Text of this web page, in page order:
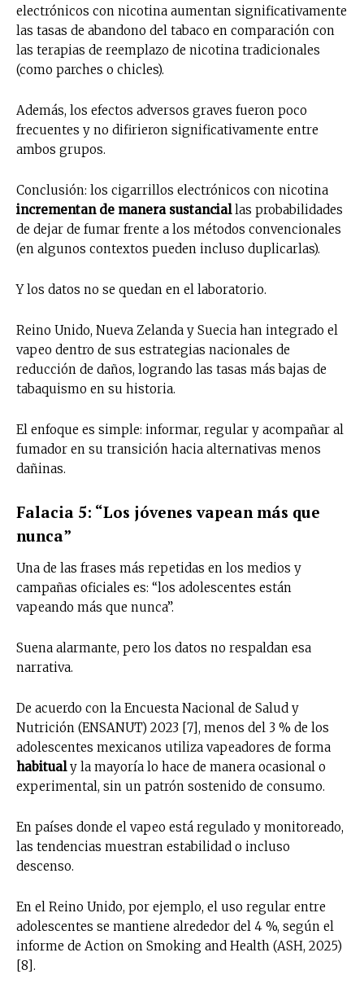
No te pierdas de las
últimas noticias
Suscríbete a nuestro boletín diario y
reducción de daños en tu correo
electrónico.
Subscribe to our daily clipping and
receive all the news of vaping and
SUBSCRIBIRSE
electrónicos con nicotina aumentan significativamente
las tasas de abandono del tabaco en comparación con
las terapias de reemplazo de nicotina tradicionales
(como parches o chicles).
Además, los efectos adversos graves fueron poco
frecuentes y no difirieron significativamente entre
ambos grupos.
Conclusión: los cigarrillos electrónicos con nicotina
incrementan de manera sustanciallas probabilidades
de dejar de fumar frente a los métodos convencionales
(en algunos contextos pueden incluso duplicarlas).
Y los datos no se quedan en el laboratorio.
Reino Unido, Nueva Zelanda y Suecia han integrado el
vapeo dentro de sus estrategias nacionales de
reducción de daños, logrando las tasas más bajas de
tabaquismo en su historia.
El enfoque es simple: informar, regular y acompañar al
fumador en su transición hacia alternativas menos
dañinas.
Falacia 5: “Los jóvenes vapean más que
nunca”
Una de las frases más repetidas en los medios y
campañas oficiales es: “los adolescentes están
vapeando más que nunca”.
Suena alarmante, pero los datos no respaldan esa
narrativa.
De acuerdo con la Encuesta Nacional de Salud y
Nutrición (ENSANUT) 2023 [7], menos del 3 % de los
adolescentes mexicanos utiliza vapeadores de forma
habitualy la mayoría lo hace de manera ocasional o
experimental, sin un patrón sostenido de consumo.
En países donde el vapeo está regulado y monitoreado,
las tendencias muestran estabilidad o incluso
descenso.
En el Reino Unido, por ejemplo, el uso regular entre
adolescentes se mantiene alrededor del 4 %, según el
informe de Action on Smoking and Health (ASH, 2025)
[8].